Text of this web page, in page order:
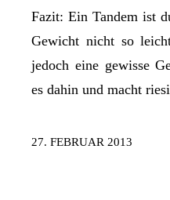
Fazit: Ein Tandem ist
Gewicht nicht so
jedoch eine gewisse
es dahin und macht
27. FEBRUAR 2013